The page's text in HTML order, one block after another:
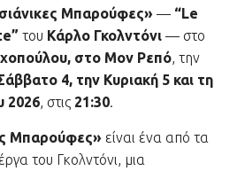
Μπαρούφες» — “Le
του Κάρλο Γκολντόνι — στο
στο Μον Ρεπό, την
4, την Κυριακή 5 και τη
2026, στις 21:30.
Μπαρούφες» είναι ένα από τα
του Γκολντόνι, μια